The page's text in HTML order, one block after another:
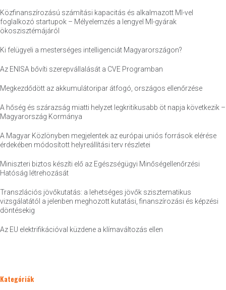
Közfinanszírozású számítási kapacitás és alkalmazott MI-vel
foglalkozó startupok – Mélyelemzés a lengyel MI-gyárak
ökoszisztémájáról
Ki felügyeli a mesterséges intelligenciát Magyarországon?
Az ENISA bővíti szerepvállalását a CVE Programban
Megkezdődött az akkumulátoripar átfogó, országos ellenőrzése
A hőség és szárazság miatti helyzet legkritikusabb öt napja következik –
Magyarország Kormánya
A Magyar Közlönyben megjelentek az európai uniós források elérése
érdekében módosított helyreállítási terv részletei
Miniszteri biztos készíti elő az Egészségügyi Minőségellenőrzési
Hatóság létrehozását
Transzlációs jövőkutatás: a lehetséges jövők szisztematikus
vizsgálatától a jelenben meghozott kutatási, finanszírozási és képzési
döntésekig
Az EU elektrifikációval küzdene a klímaváltozás ellen
Kategóriák